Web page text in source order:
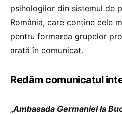
psihologilor din sistemul de
România, care conține cele
pentru formarea grupelor
arată în comunicat.
Redăm comunicatul
„Ambasada Germaniei la